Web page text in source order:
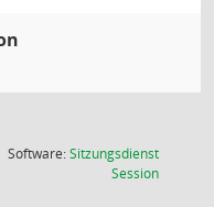
Software:Sitzungsdienst
Session(Wird in